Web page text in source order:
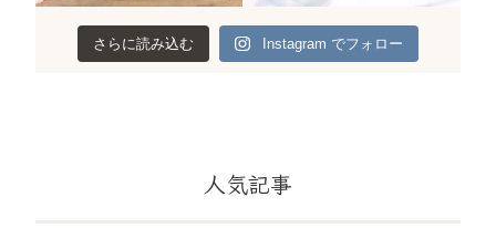
さらに読み込む Instagram でフォロー
人気記事